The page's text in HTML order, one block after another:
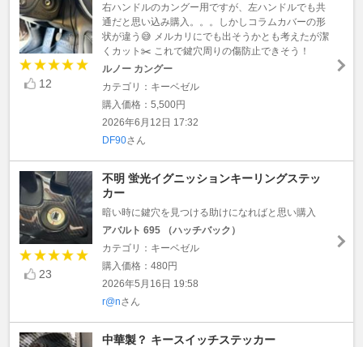
12
右ハンドルのカングー用ですが、左ハンドルでも共
通だと思い込み購入。。。しかしコラムカバーの形
状が違う😅 メルカリにでも出そうかとも考えたが潔
くカット✂️ これで鍵穴周りの傷防止できそう！
ルノー カングー
カテゴリ：キーベゼル
購入価格：5,500円
2026年6月12日 17:32
DF90さん
23
不明 蛍光イグニッションキーリングステッ
カー
暗い時に鍵穴を見つける助けになればと思い購入
アバルト 695 （ハッチバック）
カテゴリ：キーベゼル
購入価格：480円
2026年5月16日 19:58
r@nさん
中華製？ キースイッチステッカー